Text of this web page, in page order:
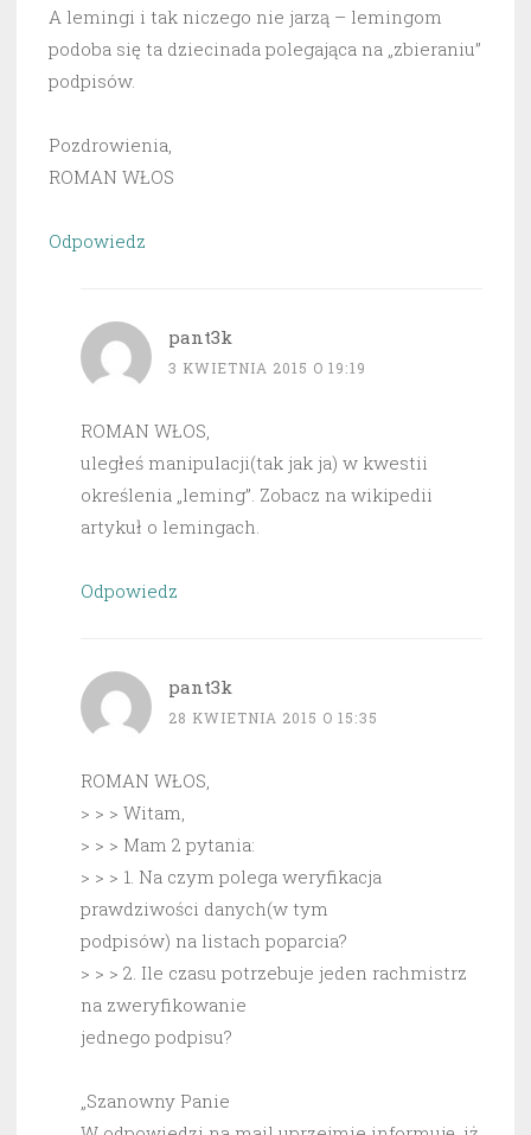
A lemingi i tak niczego nie jarzą – lemingom
podoba się ta dziecinada polegająca na „zbieraniu”
podpisów.
Pozdrowienia,
ROMAN WŁOS
Odpowiedz
pant3k
3 KWIETNIA 2015 O 19:19
ROMAN WŁOS,
uległeś manipulacji(tak jak ja) w kwestii
określenia „leming”. Zobacz na wikipedii
artykuł o lemingach.
Odpowiedz
pant3k
28 KWIETNIA 2015 O 15:35
ROMAN WŁOS,
> > > Witam,
> > > Mam 2 pytania:
> > > 1. Na czym polega weryfikacja
prawdziwości danych(w tym
podpisów) na listach poparcia?
> > > 2. Ile czasu potrzebuje jeden rachmistrz
na zweryfikowanie
jednego podpisu?
„Szanowny Panie